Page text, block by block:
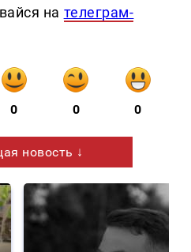
на телеграм-
0 0 0
новость ↓